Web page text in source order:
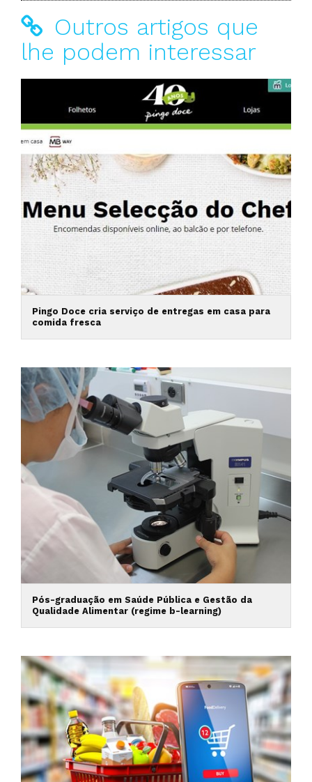
Outros artigos que
lhe podem interessar
Pingo Doce cria serviço de entregas em casa para
comida fresca
Pós-graduação em Saúde Pública e Gestão da
Qualidade Alimentar (regime b-learning)